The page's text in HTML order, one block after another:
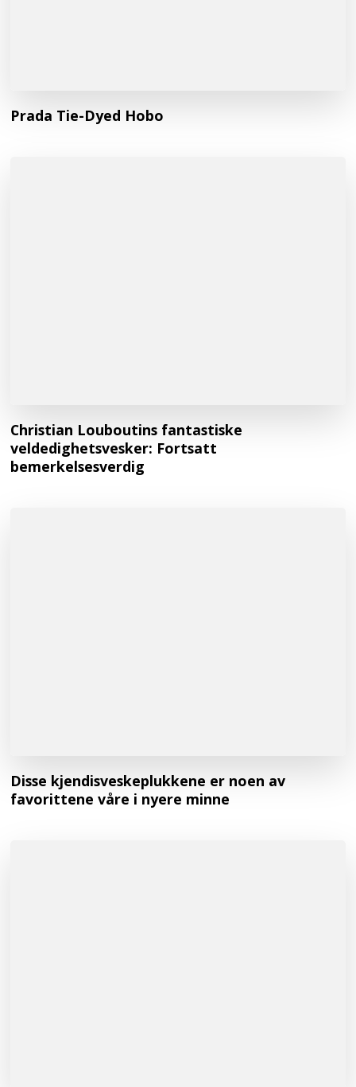
Prada Tie-Dyed Hobo
Christian Louboutins fantastiske
veldedighetsvesker: Fortsatt
bemerkelsesverdig
Disse kjendisveskeplukkene er noen av
favorittene våre i nyere minne